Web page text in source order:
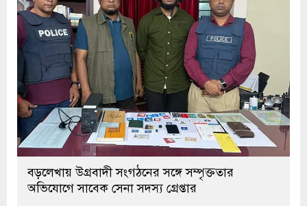
বড়লেখায় উগ্রবাদী সংগঠনের সঙ্গে সম্পৃক্ততার
অভিযোগে সাবেক সেনা সদস্য গ্রেপ্তার